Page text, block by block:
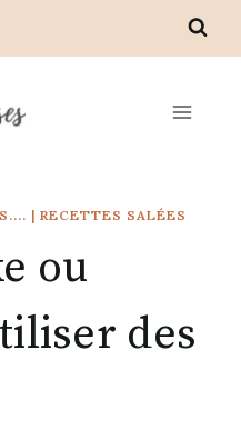
| RECETTES SALÉES
ou
des